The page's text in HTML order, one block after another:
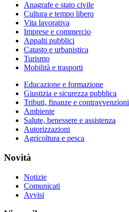
Anagrafe e stato civile
Cultura e tempo libero
Vita lavorativa
Imprese e commercio
Appalti pubblici
Catasto e urbanistica
Turismo
Mobilità e trasporti
Educazione e formazione
Giustizia e sicurezza pubblica
Tributi, finanze e contravvenzioni
Ambiente
Salute, benessere e assistenza
Autorizzazioni
Agricoltura e pesca
Novità
Notizie
Comunicati
Avvisi